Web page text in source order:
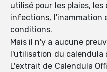
utilisé pour les plaies,
infections, l'inammation
conditions.
Mais il n'y a aucune
l'utilisation du calendula
L'extrait de Calendula